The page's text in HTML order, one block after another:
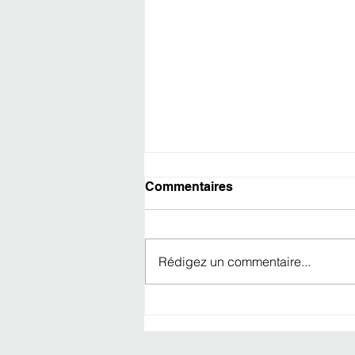
NOUVELLES BOUGIES
Commentaires
Rédigez un commentaire...